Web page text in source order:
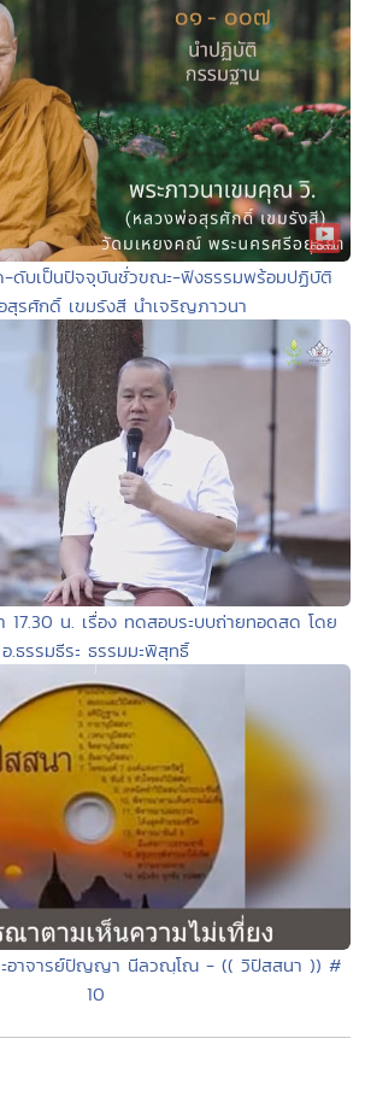
-ดับเป็นปัจจุบันชั่วขณะ-ฟังธรรมพร้อมปฏิบัติ
สุรศักดิ์ เขมรังสี นำเจริญภาวนา
17.30 น. เรื่อง ทดสอบระบบถ่ายทอดสด โดย
อ.ธรรมธีระ ธรรมมะพิสุทธิ์
อาจารย์ปัญญา นีลวณฺโณ - (( วิปัสสนา )) #
10